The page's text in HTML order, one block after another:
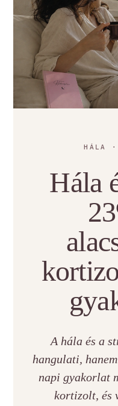
HÁLA
Hála
A hála és a
hangulati,
napi gyakorlat
kortizolt, és